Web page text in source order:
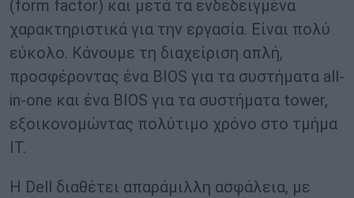
(form factor) και μετά τα ενδεδειγμένα
χαρακτηριστικά για την εργασία. Είναι πολύ
εύκολο. Κάνουμε τη διαχείριση απλή,
προσφέροντας ένα BIOS για τα συστήματα all-
in-one και ένα BIOS για τα συστήματα tower,
εξοικονομώντας πολύτιμο χρόνο στο τμήμα
IT.
Η Dell διαθέτει απαράμιλλη ασφάλεια, με